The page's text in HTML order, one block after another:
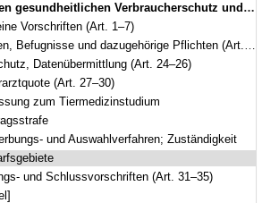
und das Veterinärwesen (GVVG) Vom 24. Juli 2003 (GVBl. S. 452, 752) BayRS 2120-1-U/G (Art. 1–35)
Vorschriften (Art. 1–7)
Befugnisse und dazugehörige Pflichten (Art. 8–23)
Datenübermittlung (Art. 24–26)
(Art. 27–30)
zum Tiermedizinstudium
und Auswahlverfahren; Zuständigkeit
und Schlussvorschriften (Art. 31–35)